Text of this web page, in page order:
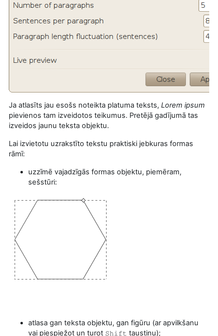
Ja atlasīts jau esošs noteikta platuma teksts, Lorem ipsum
pievienos tam izveidotos teikumus. Pretējā gadījumā tas
izveidos jaunu teksta objektu.
Lai izvietotu uzrakstīto tekstu praktiski jebkuras formas
rāmī:
uzzīmē vajadzīgās formas objektu, piemēram,
sešstūri:
atlasa gan teksta objektu, gan figūru (ar apvilkšanu
vai piespiežot un turot Shift taustiņu);